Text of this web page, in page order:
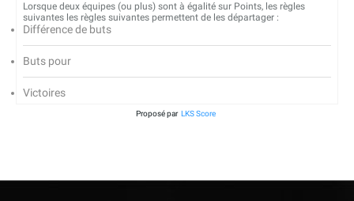
Lorsque deux équipes (ou plus) sont à égalité sur Points, les règles
suivantes les règles suivantes permettent de les départager :
Différence de buts
Buts pour
Victoires
Proposé par LKS Score